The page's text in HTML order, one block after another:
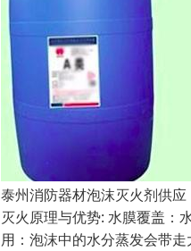
泰州消防器材泡沫灭火剂供
灭火原理与优势: 水膜覆盖：
用：泡沫中的水分蒸发会带